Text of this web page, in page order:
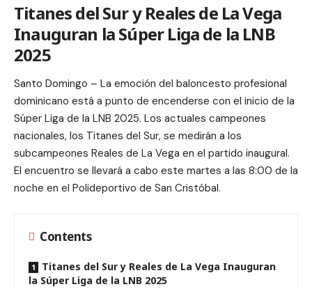
Titanes del Sur y Reales de La Vega
Inauguran la Súper Liga de la LNB
2025
Santo Domingo – La emoción del baloncesto profesional
dominicano está a punto de encenderse con el inicio de la
Súper Liga de la LNB 2025. Los actuales campeones
nacionales, los Titanes del Sur, se medirán a los
subcampeones Reales de La Vega en el partido inaugural.
El encuentro se llevará a cabo este martes a las 8:00 de la
noche en el Polideportivo de San Cristóbal.
Contents
Titanes del Sur y Reales de La Vega Inauguran
la Súper Liga de la LNB 2025